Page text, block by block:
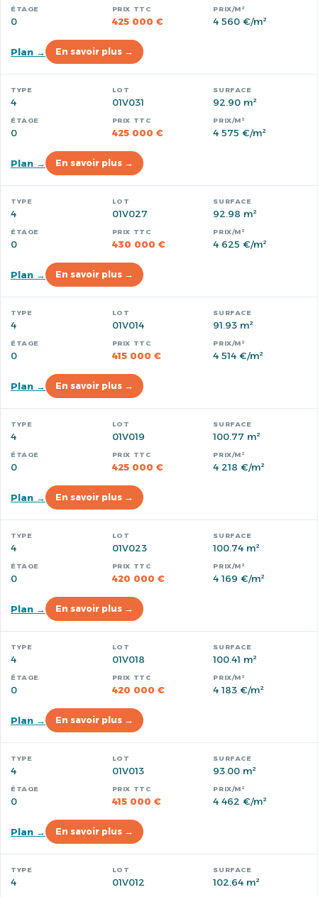
0 425 000 € 4 560 €/m²
Plan → En savoir plus →
4 01V031 92.90 m²
0 425 000 € 4 575 €/m²
Plan → En savoir plus →
4 01V027 92.98 m²
0 430 000 € 4 625 €/m²
Plan → En savoir plus →
4 01V014 91.93 m²
0 415 000 € 4 514 €/m²
Plan → En savoir plus →
4 01V019 100.77 m²
0 425 000 € 4 218 €/m²
Plan → En savoir plus →
4 01V023 100.74 m²
0 420 000 € 4 169 €/m²
Plan → En savoir plus →
4 01V018 100.41 m²
0 420 000 € 4 183 €/m²
Plan → En savoir plus →
4 01V013 93.00 m²
0 415 000 € 4 462 €/m²
Plan → En savoir plus →
4 01V012 102.64 m²